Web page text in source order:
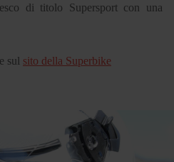
di titolo Supersport con una
sul sito della Superbike